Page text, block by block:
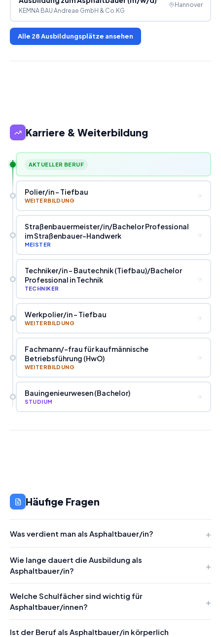
KEMNA BAU Andreae GmbH & Co.KG
Hannover
Alle 28Ausbildungsplätze ansehen
Karriere & Weiterbildung
AKTUELLER BERUF
Polier/in - Tiefbau
WEITERBILDUNG
Straßenbauermeister/in/Bachelor Professional
im Straßenbauer-Handwerk
MEISTER
Techniker/in - Bautechnik (Tiefbau)/Bachelor
Professional in Technik
TECHNIKER
Werkpolier/in - Tiefbau
WEITERBILDUNG
Fachmann/-frau für kaufmännische
Betriebsführung (HwO)
WEITERBILDUNG
Bauingenieurwesen (Bachelor)
STUDIUM
Häufige Fragen
Was verdient man als Asphaltbauer/in?
Wie lange dauert die Ausbildung als
Asphaltbauer/in?
Welche Schulfächer sind wichtig für
Asphaltbauer/innen?
Ist der Beruf als Asphaltbauer/in körperlich